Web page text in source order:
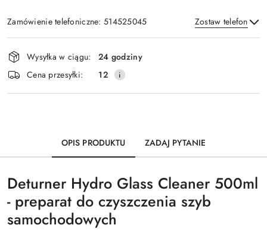
Zamówienie telefoniczne: 514525045 Zostaw telefon
Wyślij
Dostępność
i
dostawa
Wysyłka w ciągu:
24 godziny
Cena przesyłki:
12
OPIS PRODUKTU ZADAJ PYTANIE
Deturner Hydro Glass Cleaner 500ml
- preparat do czyszczenia szyb
samochodowych